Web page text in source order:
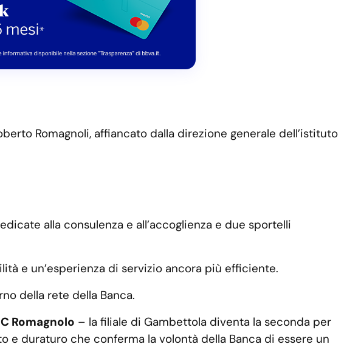
Romagnoli, affiancato dalla direzione generale dell’istituto
alla consulenza e all’accoglienza e due sportelli
e un’esperienza di servizio ancora più efficiente.
della rete della Banca.
Romagnolo – la filiale di Gambettola diventa la seconda per
duraturo che conferma la volontà della Banca di essere un